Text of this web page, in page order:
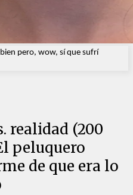
pero, wow, sí que sufrí
realidad (200
peluquero
de que era lo